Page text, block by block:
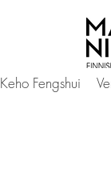
Keho Fengshui